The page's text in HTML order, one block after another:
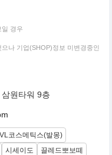
일 경우
나 기업(SHOP)정보 미변경중인
원타워 9층
코스메틱스(발몽)
시세이도
끌레드뽀보떼